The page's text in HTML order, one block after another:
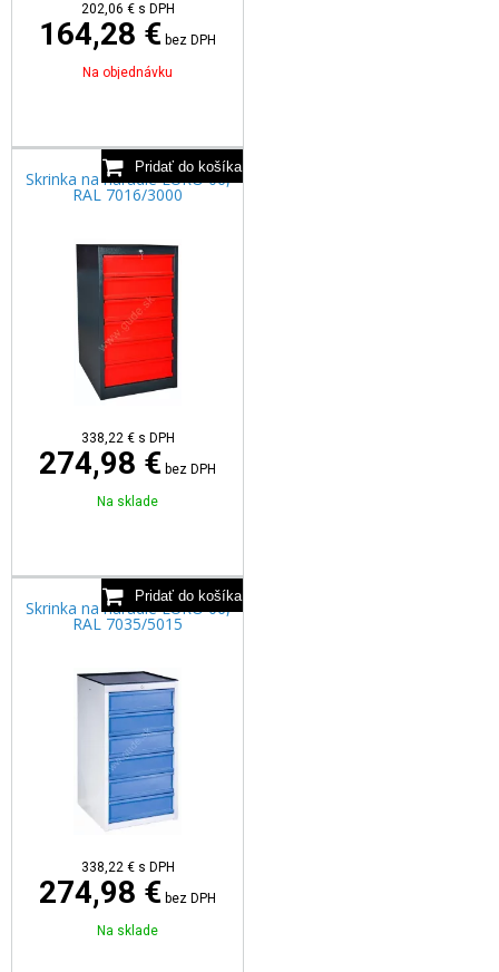
202,06 € s DPH
164,28 € bez DPH
Na objednávku
Skrinka na náradie EURO 06,
RAL 7016/3000
338,22 € s DPH
274,98 € bez DPH
Na sklade
Skrinka na náradie EURO 06,
RAL 7035/5015
338,22 € s DPH
274,98 € bez DPH
Na sklade